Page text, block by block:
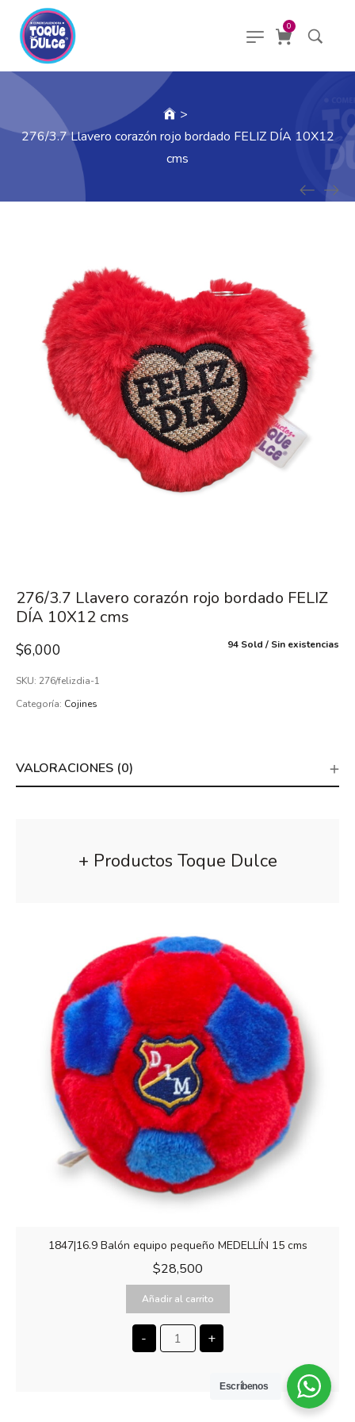
0
>
276/3.7 Llavero corazón rojo bordado FELIZ DÍA 10X12
cms
276/3.7 Llavero corazón rojo bordado FELIZ
DÍA 10X12 cms
94 Sold Sin existencias
$6,000
SKU: 276/felizdia-1
Categoría: Cojines
VALORACIONES (0)
+ Productos Toque Dulce
1847|16.9 Balón equipo pequeño MEDELLÍN 15 cms
$28,500
Añadir al carrito
- +
Escríbenos